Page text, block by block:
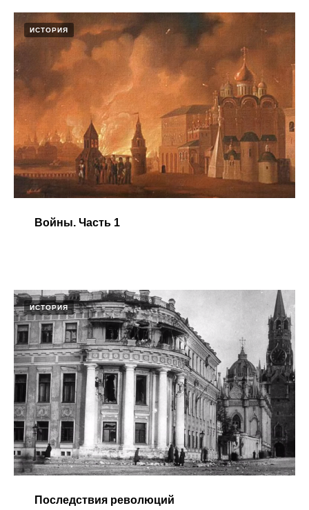
ИСТОРИЯ
Войны. Часть 1​
ИСТОРИЯ
Последствия революций​